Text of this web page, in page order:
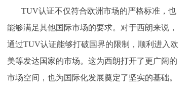
TUV认证不仅符合欧洲市场的严格标准，也
能够满足其他国际市场的要求。对于西朗来说，
通过TUV认证能够打破国界的限制，顺利进入欧
美等发达国家的市场。这为西朗打开了更广阔的
市场空间，也为国际化发展奠定了坚实的基础。